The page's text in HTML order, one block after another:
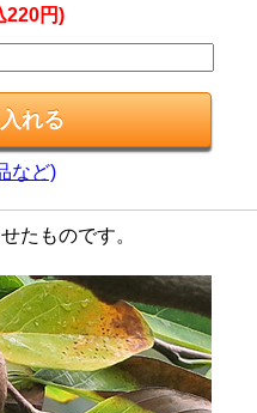
220円)
など)
たものです。